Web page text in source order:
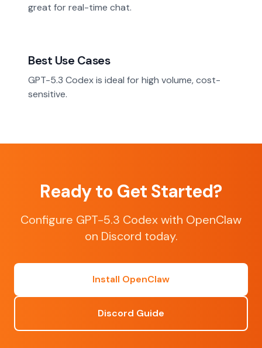
great for real-time chat.
Best Use Cases
GPT-5.3 Codex is ideal for high volume, cost-
sensitive.
Ready to Get Started?
Configure GPT-5.3 Codex with OpenClaw
on Discord today.
Install OpenClaw
Discord Guide